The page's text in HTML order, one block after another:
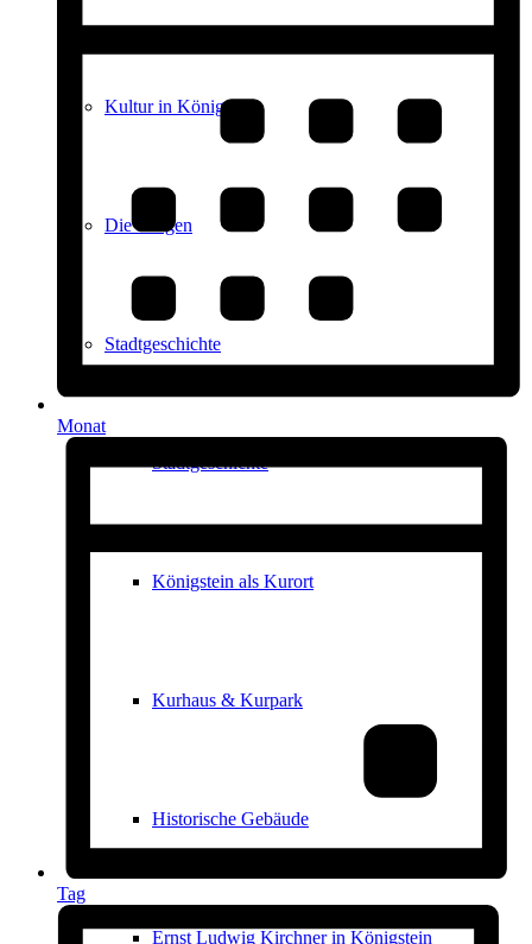
Kultur in Königstein
Die Burgen
Stadtgeschichte
Stadtgeschichte
Königstein als Kurort
Kurhaus & Kurpark
Historische Gebäude
Ernst Ludwig Kirchner in Königstein
Monat
Tag